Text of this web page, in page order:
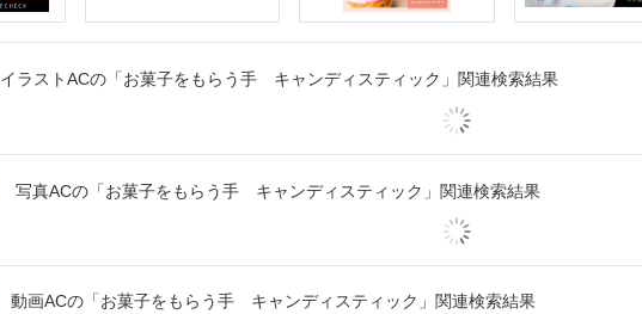
イラストACの「お菓子をもらう手 キャンディスティック」関連検索結果
写真ACの「お菓子をもらう手 キャンディスティック」関連検索結果
動画ACの「お菓子をもらう手 キャンディスティック」関連検索結果